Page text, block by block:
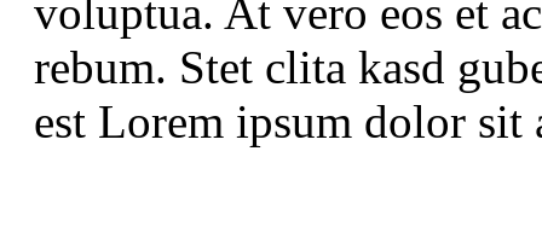
voluptua. At vero eos et
rebum. Stet clita kasd
est Lorem ipsum dolor sit